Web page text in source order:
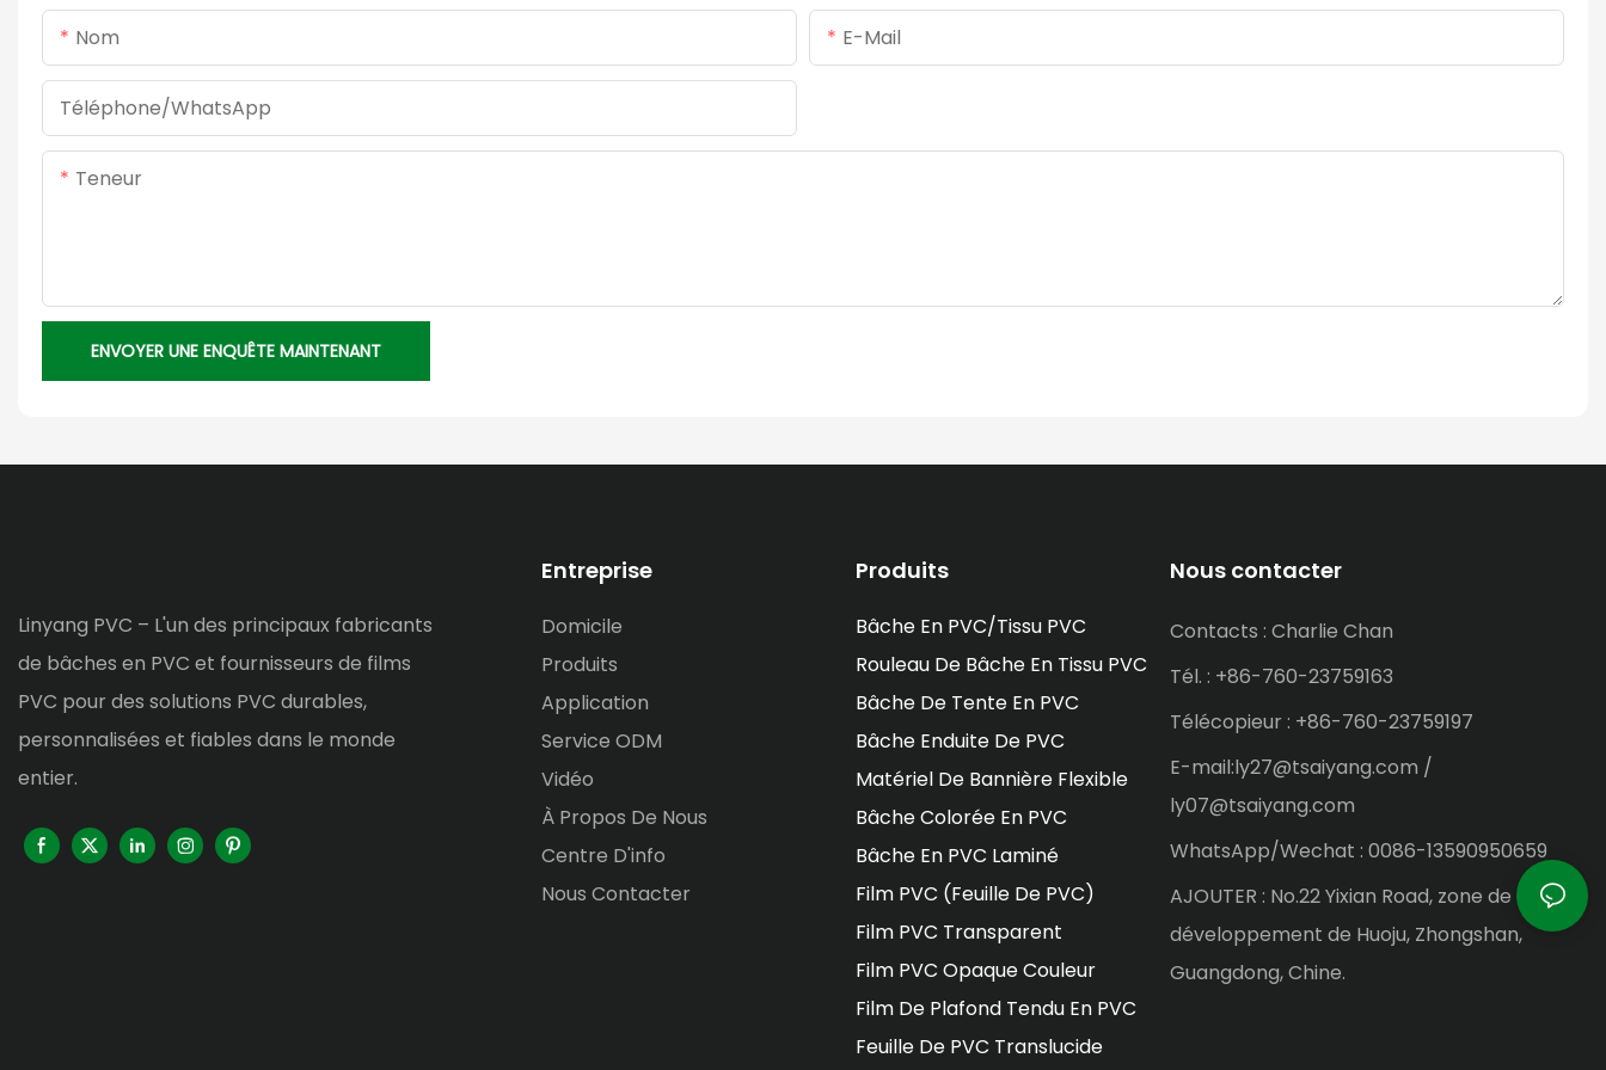
Nom E-Mail
Téléphone/WhatsApp
Teneur
ENVOYER UNE ENQUÊTE MAINTENANT
Linyang PVC – L'un des principaux fabricants
de bâches en PVC et fournisseurs de films
PVC pour des solutions PVC durables,
personnalisées et fiables dans le monde
entier.
Entreprise
Domicile
Produits
Application
Service ODM
Vidéo
À Propos De Nous
Centre D'info
Nous Contacter
Produits
Bâche En PVC/tissu PVC
Rouleau De Bâche En Tissu PVC
Bâche De Tente En PVC
Bâche Enduite De PVC
Matériel De Bannière Flexible
Bâche Colorée En PVC
Bâche En PVC Laminé
Film PVC (feuille De PVC)
Film PVC Transparent
Film PVC Opaque Couleur
Film De Plafond Tendu En PVC
Feuille De PVC Translucide
Nous contacter
Contacts : Charlie Chan
Tél. : +86-760-23759163
Télécopieur : +86-760-23759197
E-mail:ly27@tsaiyang.com /
ly07@tsaiyang.com
WhatsApp/Wechat : 0086-13590950659
AJOUTER : No.22 Yixian Road, zone de
développement de Huoju, Zhongshan,
Guangdong, Chine.